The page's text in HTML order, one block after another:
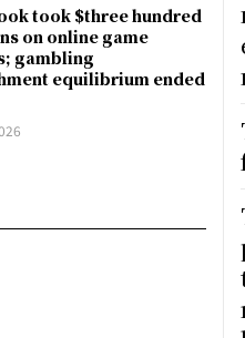
took $three hundred
on online game
gambling
equilibrium ended